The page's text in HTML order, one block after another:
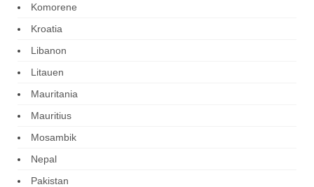
Komorene
Kroatia
Libanon
Litauen
Mauritania
Mauritius
Mosambik
Nepal
Pakistan